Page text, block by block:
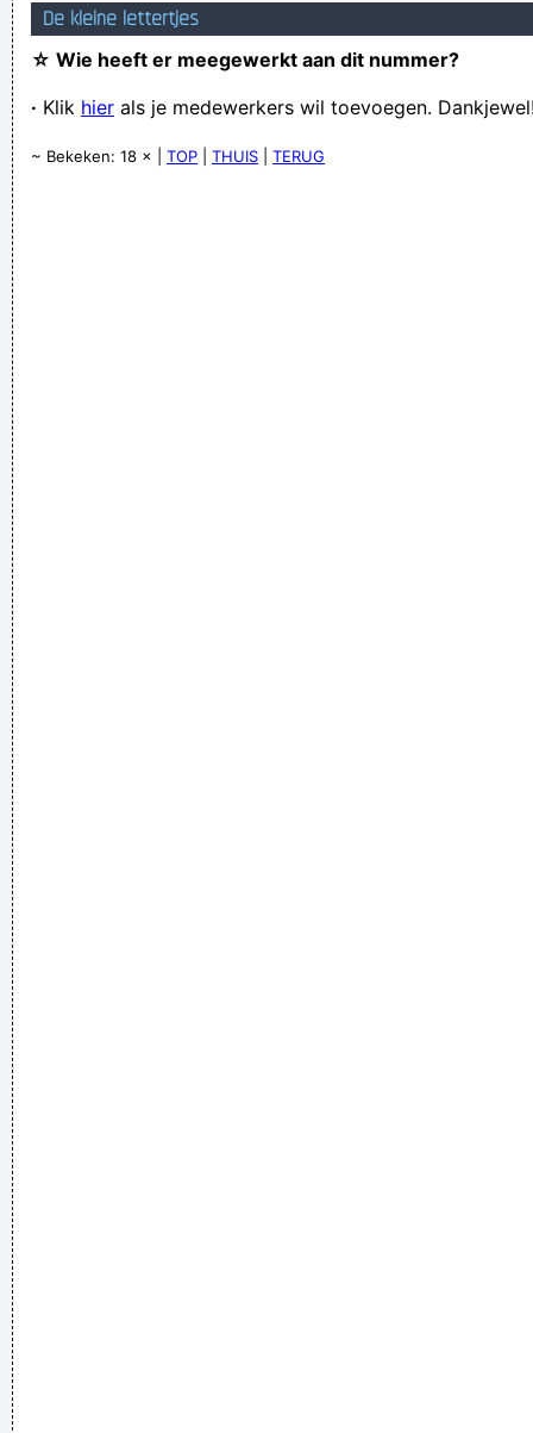
De kleine lettertjes
☆ Wie heeft er meegewerkt aan dit nummer?
· Klik hier als je medewerkers wil toevoegen.
~ Bekeken: 18 × | TOP THUIS TERUG